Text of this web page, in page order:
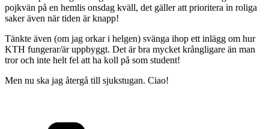
pojkvän på en hemlis onsdag kväll, det gäller att prioritera in roliga
saker även när tiden är knapp!
Tänkte även (om jag orkar i helgen) svänga ihop ett inlägg om hur
KTH fungerar/är uppbyggt. Det är bra mycket krångligare än man
tror och inte helt fel att ha koll på som student!
Men nu ska jag återgå till sjukstugan. Ciao!